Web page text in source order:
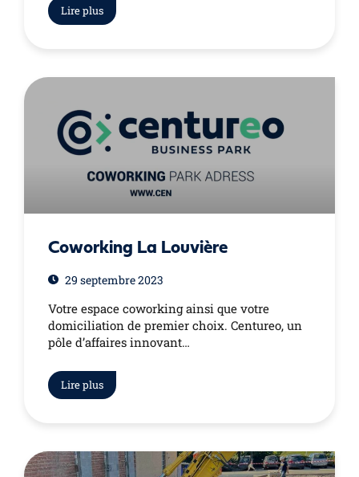
Lire plus
Coworking La Louvière
29 septembre 2023
Votre espace coworking ainsi que votre
domiciliation de premier choix. Centureo, un
pôle d’affaires innovant…
Lire plus